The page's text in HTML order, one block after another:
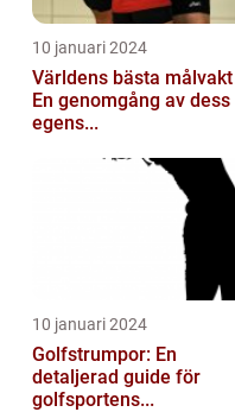
10 januari 2024
Världens bästa målvakt
En genomgång av dess
egens...
10 januari 2024
Golfstrumpor: En
detaljerad guide för
golfsportens...